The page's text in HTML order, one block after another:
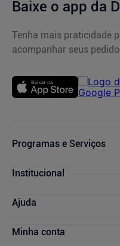
Baixe o app da
Tenha mais praticidade
acompanhar seus
Programas e Serviços
Cupons de Desconto
Consultas Médicas
Drogasmil Plus
Institucional
Blog Drogasmil
Marcas Parceiras
Ajuda
Dúvidas Frequentes
Minha conta